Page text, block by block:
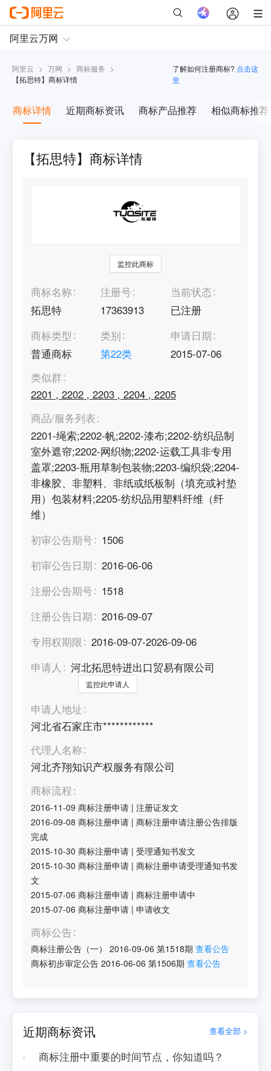
阿里云 > 万网 > 商标服务 >
【拓思特】商标详情
了解如何注册商标? 点击这
里
商标详情 近期商标资讯 商标产品推荐 相似商标推荐
【拓思特】商标详情
监控此商标
商标名称
拓思特
注册号
17363913
当前状态
已注册
商标类型
普通商标
类别
第22类
申请日期
2015-07-06
类似群
2201 ,2202 ,2203 ,2204 ,2205
商品/服务列表
2201-绳索;2202-帆;2202-漆布;2202-纺织品制
室外遮帘;2202-网织物;2202-运载工具非专用
盖罩;2203-瓶用草制包装物;2203-编织袋;2204-
非橡胶、非塑料、非纸或纸板制（填充或衬垫
用）包装材料;2205-纺织品用塑料纤维（纤
维）
初审公告期号
1506
初审公告日期
2016-06-06
注册公告期号
1518
注册公告日期
2016-09-07
专用权期限
2016-09-07-2026-09-06
申请人
河北拓思特进出口贸易有限公司
监控此申请人
申请人地址
河北省石家庄市************
代理人名称
河北齐翔知识产权服务有限公司
商标流程
2016-11-09 商标注册申请 |注册证发文
2016-09-08 商标注册申请 |商标注册申请注册公告排版
完成
2015-10-30 商标注册申请 |受理通知书发文
2015-10-30 商标注册申请 |商标注册申请受理通知书发
文
2015-07-06 商标注册申请 |商标注册申请中
2015-07-06 商标注册申请 |申请收文
商标公告
商标注册公告（一） 2016-09-06 第1518期 查看公告
商标初步审定公告 2016-06-06 第1506期 查看公告
近期商标资讯 查看全部 >
商标注册中重要的时间节点，你知道吗？